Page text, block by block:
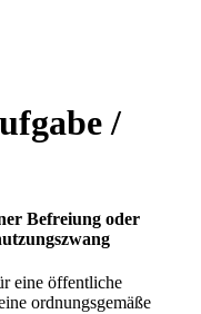
/
Befreiung oder
eine öffentliche
ordnungsgemäße